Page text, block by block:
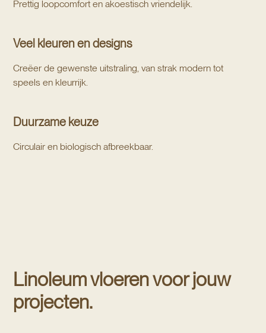
Prettig loopcomfort en akoestisch vriendelijk.
Veel kleuren en designs
Creëer de gewenste uitstraling, van strak modern tot
speels en kleurrijk.
Duurzame keuze
Circulair en biologisch afbreekbaar.
Linoleum vloeren voor jouw
projecten.